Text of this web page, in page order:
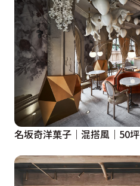
名坂奇洋菓子｜混搭風｜50坪